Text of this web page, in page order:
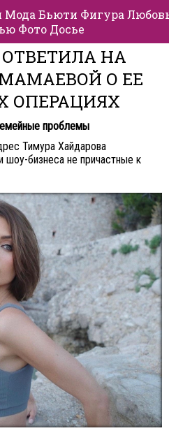
Мода Бьюти Фигура
Фото Досье
НА
О ЕЕ
ОПЕРАЦИЯХ
проблемы
Тимура Хайдарова
шоу-бизнеса не причастные к